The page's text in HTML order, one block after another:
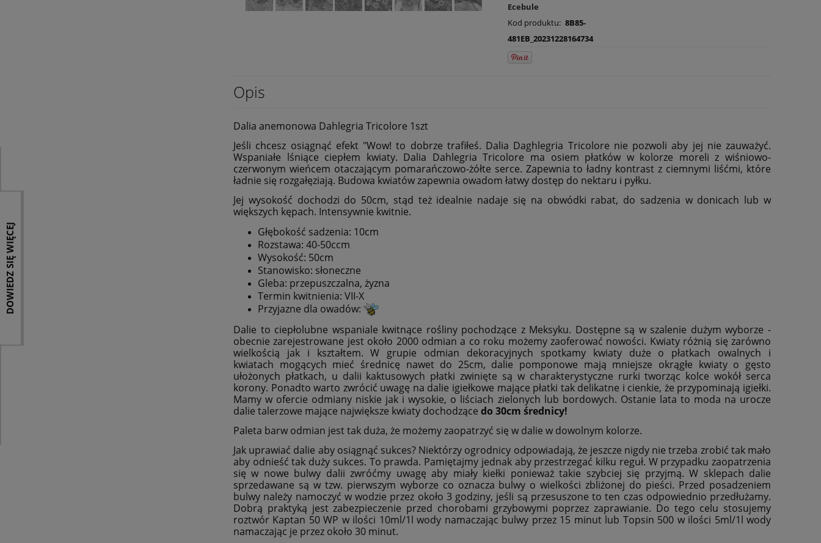
Ecebule
Kod produktu: 8B85-
481EB_20231228164734
Opis
Dalia anemonowa Dahlegria Tricolore 1szt
Jeśli chcesz osiągnąć efekt "Wow! to dobrze trafiłeś. Dalia Daghlegria Tricolore nie pozwoli aby jej nie zauważyć.
Wspaniałe lśniące ciepłem kwiaty. Dalia Dahlegria Tricolore ma osiem płatków w kolorze moreli z wiśniowo-
czerwonym wieńcem otaczającym pomarańczowo-żółte serce. Zapewnia to ładny kontrast z ciemnymi liśćmi, które
ładnie się rozgałęziają. Budowa kwiatów zapewnia owadom łatwy dostęp do nektaru i pyłku.
Jej wysokość dochodzi do 50cm, stąd też idealnie nadaje się na obwódki rabat, do sadzenia w donicach lub w
większych kępach. Intensywnie kwitnie.
Głębokość sadzenia: 10cm
Rozstawa: 40-50ccm
Wysokość: 50cm
Stanowisko: słoneczne
Gleba: przepuszczalna, żyzna
Termin kwitnienia: VII-X
Przyjazne dla owadów:
Dalie to ciepłolubne wspaniale kwitnące rośliny pochodzące z Meksyku. Dostępne są w szalenie dużym wyborze -
obecnie zarejestrowane jest około 2000 odmian a co roku możemy zaoferować nowości. Kwiaty różnią się zarówno
wielkością jak i kształtem. W grupie odmian dekoracyjnych spotkamy kwiaty duże o płatkach owalnych i
kwiatach mogących mieć średnicę nawet do 25cm, dalie pomponowe mają mniejsze okrągłe kwiaty o gęsto
ułożonych płatkach, u dalii kaktusowych płatki zwinięte są w charakterystyczne rurki tworząc kolce wokół serca
korony. Ponadto warto zwrócić uwagę na dalie igiełkowe mające płatki tak delikatne i cienkie, że przypominają igiełki.
Mamy w ofercie odmiany niskie jak i wysokie, o liściach zielonych lub bordowych. Ostanie lata to moda na urocze
dalie talerzowe mające największe kwiaty dochodzące do 30cm średnicy!
Paleta barw odmian jest tak duża, że możemy zaopatrzyć się w dalie w dowolnym kolorze.
Jak uprawiać dalie aby osiągnąć sukces? Niektórzy ogrodnicy odpowiadają, że jeszcze nigdy nie trzeba zrobić tak mało
aby odnieść tak duży sukces. To prawda. Pamiętajmy jednak aby przestrzegać kilku reguł. W przypadku zaopatrzenia
się w nowe bulwy dalii zwróćmy uwagę aby miały kiełki ponieważ takie szybciej się przyjmą. W sklepach dalie
sprzedawane są w tzw. pierwszym wyborze co oznacza bulwy o wielkości zbliżonej do pieści. Przed posadzeniem
bulwy należy namoczyć w wodzie przez około 3 godziny, jeśli są przesuszone to ten czas odpowiednio przedłużamy.
Dobrą praktyką jest zabezpieczenie przed chorobami grzybowymi poprzez zaprawianie. Do tego celu stosujemy
roztwór Kaptan 50 WP w ilości 10ml/1l wody namaczając bulwy przez 15 minut lub Topsin 500 w ilości 5ml/1l wody
namaczając je przez około 30 minut.
DOWIEDZ SIĘ WIĘCEJ